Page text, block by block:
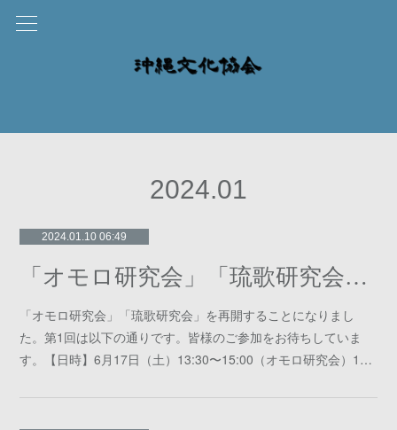
2024.01
2024.01.10 06:49
「オモロ研究会」「琉歌研究会」の再開
「オモロ研究会」「琉歌研究会」を再開することになりまし
た。第1回は以下の通りです。皆様のご参加をお待ちしていま
す。【⽇時】6⽉17⽇（⼟）13:30〜15:00（オモロ研究会）1…